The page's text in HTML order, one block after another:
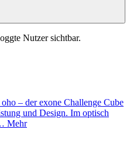
Nutzer sichtbar.
– der exone Challenge Cube
und Design. Im optisch
Mehr